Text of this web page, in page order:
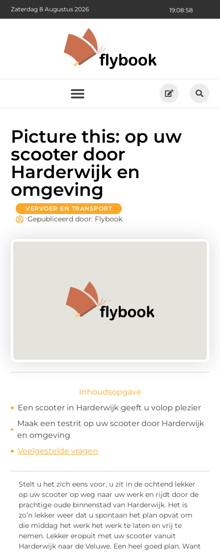
19:08:59
Zaterdag 8 Augustus 2026
Picture this: op uw
scooter door
Harderwijk en
omgeving
VERVOER EN TRANSPORT
Gepubliceerd door: Flybook
Inhoudsopgave
Een scooter in Harderwijk geeft u volop plezier
Maak een testrit op uw scooter door Harderwijk
en omgeving
Veelgestelde vragen
Stelt u het zich eens voor, u zit in de ochtend lekker
op uw scooter op weg naar uw werk en rijdt door de
prachtige oude binnenstad van Harderwijk. Het is
zo’n lekker weer dat u spontaan het plan opvat om
die middag het werk het werk te laten en vrij te
nemen. Lekker eropuit met uw scooter vanuit
Harderwijk naar de Veluwe. Een heel goed plan. Want